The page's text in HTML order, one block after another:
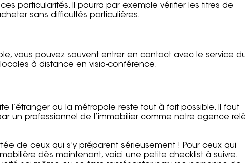
particularités. Il pourra par exemple vérifier les titres de
sans difficultés particulières.
vous pouvez souvent entrer en contact avec le service
à distance en visio-conférence.
l’étranger ou la métropole reste tout à fait possible. Il faut
un professionnel de l’immobilier comme notre agence
de ceux qui s'y préparent sérieusement ! Pour ceux qui
dès maintenant, voici une petite checklist à suivre.